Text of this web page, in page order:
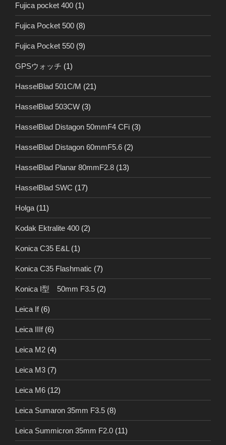
Fujica pocket 400 (1)
Fujica Pocket 500 (8)
Fujica Pocket 550 (9)
GPSウォッチ (1)
HasselBlad 501C/M (21)
HasselBlad 503CW (3)
HasselBlad Distagon 50mmF4 CFi (3)
HasselBlad Distagon 60mmF5.6 (2)
HasselBlad Planar 80mmF2.8 (13)
HasselBlad SWC (17)
Holga (11)
Kodak Ektralite 400 (2)
Konica C35 E&L (1)
Konica C35 Flashmatic (7)
Konica I型 50mm F3.5 (2)
Leica If(6)
Leica IIIf(6)
Leica M2 (4)
Leica M3 (7)
Leica M6 (12)
Leica Sumaron 35mm F3.5 (8)
Leica Summicron 35mm F2.0 (11)